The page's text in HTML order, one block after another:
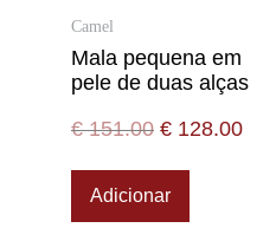
Camel
Mala pequena em
pele de duas alças
€151.00 € 128.00
Adicionar